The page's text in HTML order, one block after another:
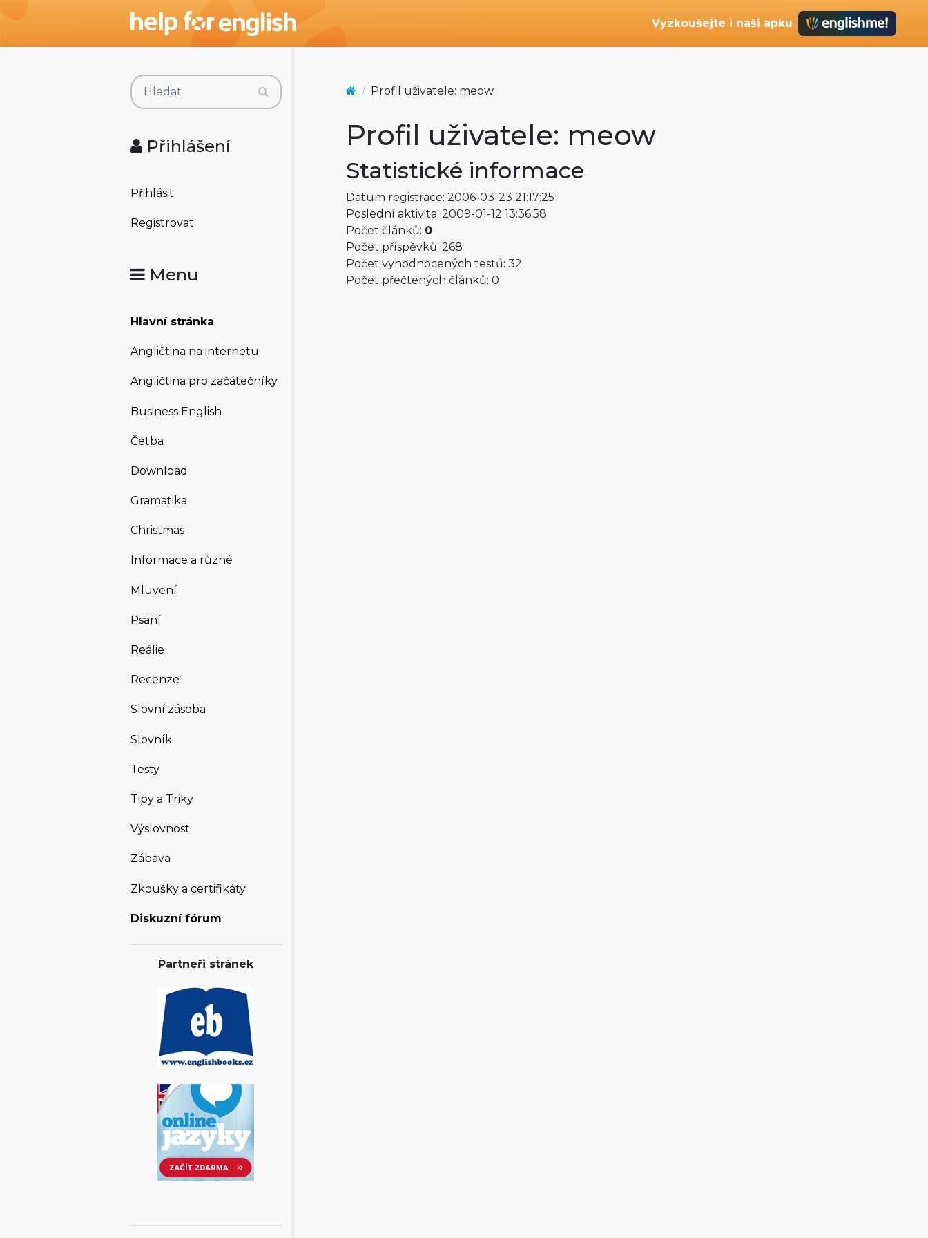
Vyzkoušejte i naši apku
Přihlášení
Přihlásit
Registrovat
Menu
Hlavní stránka
Angličtina na internetu
Angličtina pro začátečníky
Business English
Četba
Download
Gramatika
Christmas
Informace a různé
Mluvení
Psaní
Reálie
Recenze
Slovní zásoba
Slovník
Testy
Tipy a Triky
Výslovnost
Zábava
Zkoušky a certifikáty
Diskuzní fórum
Partneři stránek
Profil uživatele: meow
Profil uživatele: meow
Statistické informace
Datum registrace: 2006-03-23 21:17:25
Poslední aktivita: 2009-01-12 13:36:58
Počet článků: 0
Počet příspěvků: 268
Počet vyhodnocených testů: 32
Počet přečtených článků: 0